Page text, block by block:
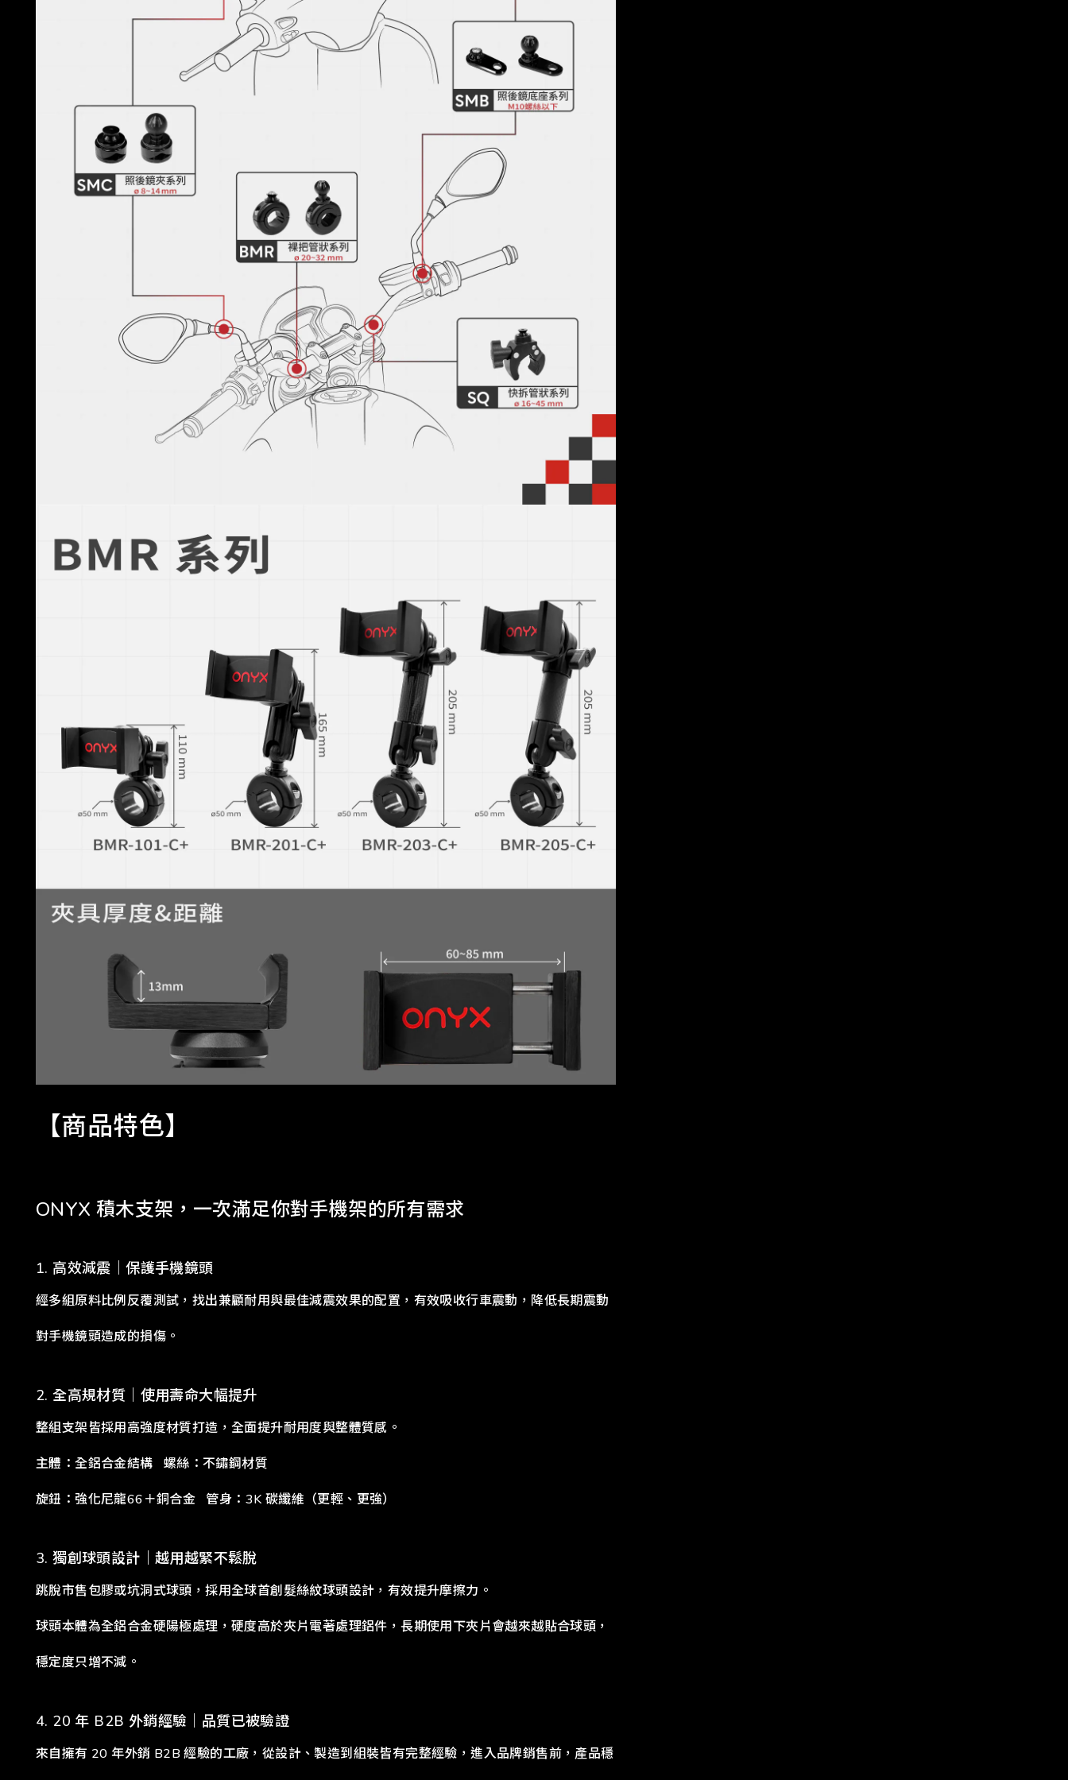
【商品特色】
ONYX 積木支架，一次滿足你對手機架的所有需求
1. 高效減震｜保護手機鏡頭
經多組原料比例反覆測試，找出兼顧耐用與最佳減震效果的配置，有效吸收行車震動，降低長期震動
對手機鏡頭造成的損傷。
2.全高規材質｜使用壽命大幅提升
整組支架皆採用高強度材質打造， 全面提升耐用度與整體質感。
主體：全鋁合金結構 螺絲：不鏽鋼材質
旋鈕：強化尼龍66＋銅合金 管身：3K 碳纖維（更輕、更強）
3. 獨創球頭設計｜越用越緊不鬆脫
跳脫市售包膠或坑洞式球頭，採用全球首創髮絲紋球頭設計，有效提升摩擦力。
球頭本體為全鋁合金硬陽極處理，硬度高於夾片電著處理鋁件，長期使用下夾片會越來越貼合球頭，
穩定度只增不減。
4. 20 年 B2B 外銷經驗｜品質已被驗證
來自擁有 20 年外銷 B2B 經驗的工廠，從設計、製造到組裝皆有完整經驗，進入品牌銷售前，產品穩